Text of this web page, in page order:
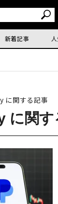
新着記事
に関する記事
に関す